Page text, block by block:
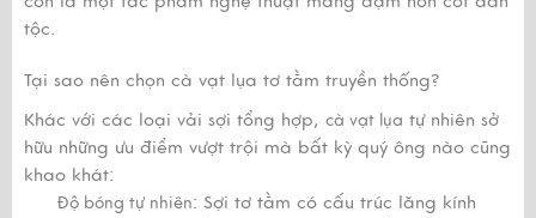
tộc.
Tại sao nên chọn cà vạt lụa tơ tằm truyền thống?
Khác với các loại vải sợi tổng hợp, cà vạt lụa tự nhiên sở
hữu những ưu điểm vượt trội mà bất kỳ quý ông nào cũng
khao khát:
Độ bóng tự nhiên: Sợi tơ tằm có cấu trúc lăng kính